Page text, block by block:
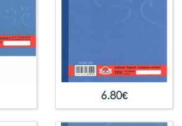
6.80€